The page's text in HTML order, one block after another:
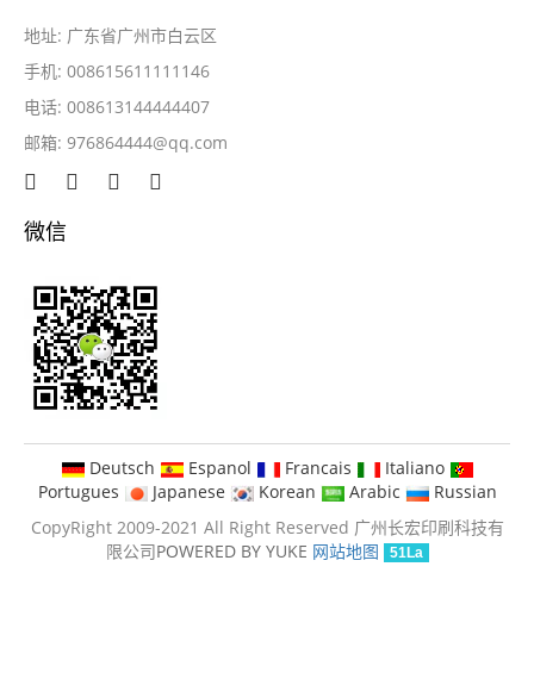
地址: 广东省广州市白云区
手机: 008615611111146
电话: 008613144444407
邮箱: 976864444@qq.com
微信
Deutsch Espanol Francais
Italiano
Portugues
Japanese Korean Arabic
Russian
CopyRight 2009-2021 All Right Reserved 广州长宏印刷科技有
限公司POWERED BY YUKE 网站地图 51La